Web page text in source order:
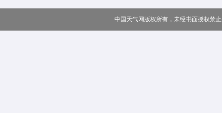
中国天气网版权所有，未经书面授权